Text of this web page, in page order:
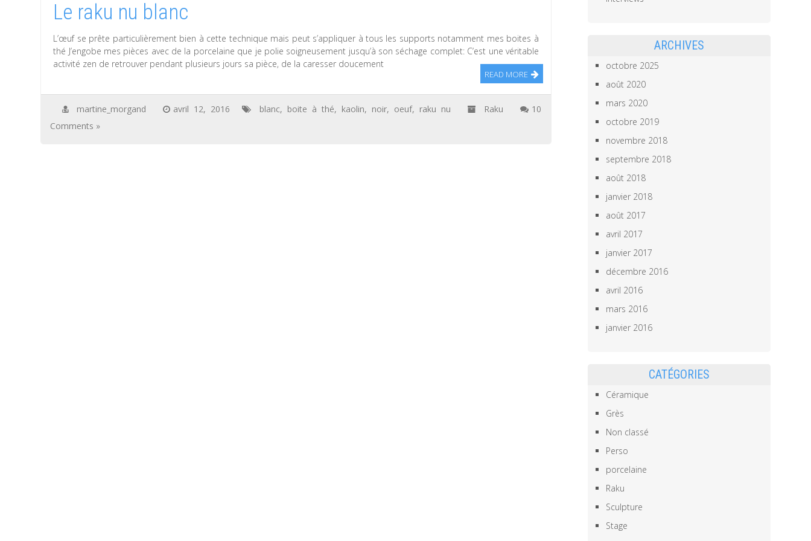
Le raku nu blanc
L’œuf se prête particulièrement bien à cette technique mais peut s’appliquer à tous les supports notamment mes boites à
thé J’engobe mes pièces avec de la porcelaine que je polie soigneusement jusqu’à son séchage complet: C’est une véritable
activité zen de retrouver pendant plusieurs jours sa pièce, de la caresser doucement
READ MORE
martine_morgand avril 12, 2016 blanc, boite à thé, kaolin, noir, oeuf, raku nu Raku
10
Comments »
ARCHIVES
octobre 2025
août 2020
mars 2020
octobre 2019
novembre 2018
septembre 2018
août 2018
janvier 2018
août 2017
avril 2017
janvier 2017
décembre 2016
avril 2016
mars 2016
janvier 2016
CATÉGORIES
Céramique
Grès
Non classé
Perso
porcelaine
Raku
Sculpture
Stage